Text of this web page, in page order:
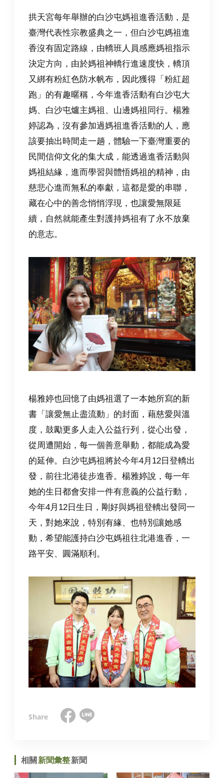
拱天宮每年舉辦的白沙屯媽祖進香活動，是
臺灣代表性宗教盛典之一，但白沙屯媽祖進
香沒有固定路線，由轎班人員感應媽祖指示
決定方向， 由於媽祖神轎行進速度快，轎頂
又綁有粉紅色防水帆布，因此獲得「粉紅超
跑」的有趣暱稱，今年進香活動有白沙屯大
媽、白沙屯爐主媽祖、山邊媽祖同行。楊雅
婷認為，沒有參加過媽祖進香活動的人，應
該要抽出時間走一趟，體驗一下臺灣重要的
民間信仰文化的集大成，能透過進香活動與
媽祖結緣，進而學習與體悟媽祖的精神，由
慈悲心進而無私的奉獻，這都是愛的串聯，
藏在心中的善念悄悄浮現，也讓愛無限延
續，自然就能產生對護持媽祖有了永不放棄
的意志。
楊雅婷也回憶了由媽祖選了一本她所寫的新
書「讓愛無止盡流動」的封面，藉慈愛與溫
度，鼓勵更多人走入公益行列，從心出發，
從周遭開始，每一個善意舉動，都能成為愛
的延伸。白沙屯媽祖將於今年4月12日登轎出
發，前往北港徒步進香。楊雅婷說，每一年
她的生日都會安排一件有意義的公益行動，
今年4月12日生日，剛好與媽祖登轎出發同一
天，對她來說，特別有緣、也特別讓她感
動 ，希望能護持白沙屯媽祖往北港進香，一
路平安、圓滿順利。
相關新聞彙整新聞